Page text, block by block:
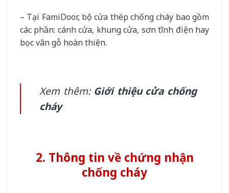
– Tại FamiDoor, bộ cửa thép chống cháy bao gồm
các phần: cánh cửa, khung cửa, sơn tĩnh điện hay
bọc vân gỗ hoàn thiện.
Xem thêm: Giới thiệu cửa chống
cháy
2. Thông tin về chứng nhận
chống cháy